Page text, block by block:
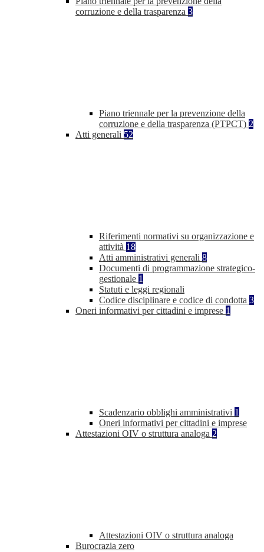
corruzione e della trasparenza 3
Piano triennale per la prevenzione della
corruzione e della trasparenza (PTPCT) 2
Atti generali 52
Riferimenti normativi su organizzazione e
attività 18
Atti amministrativi generali 8
Documenti di programmazione strategico-
gestionale 1
Statuti e leggi regionali
Codice disciplinare e codice di condotta 3
Oneri informativi per cittadini e imprese 1
Scadenzario obblighi amministrativi 1
Oneri informativi per cittadini e imprese
Attestazioni OIV o struttura analoga 2
Attestazioni OIV o struttura analoga
Burocrazia zero